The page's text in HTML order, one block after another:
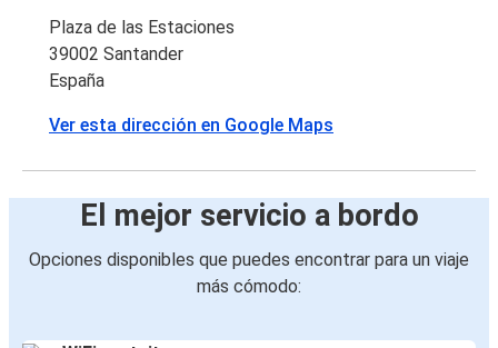
Plaza de las Estaciones
39002 Santander
España
Ver esta dirección en Google Maps
El mejor servicio a bordo
Opciones disponibles que puedes encontrar para un viaje
más cómodo: